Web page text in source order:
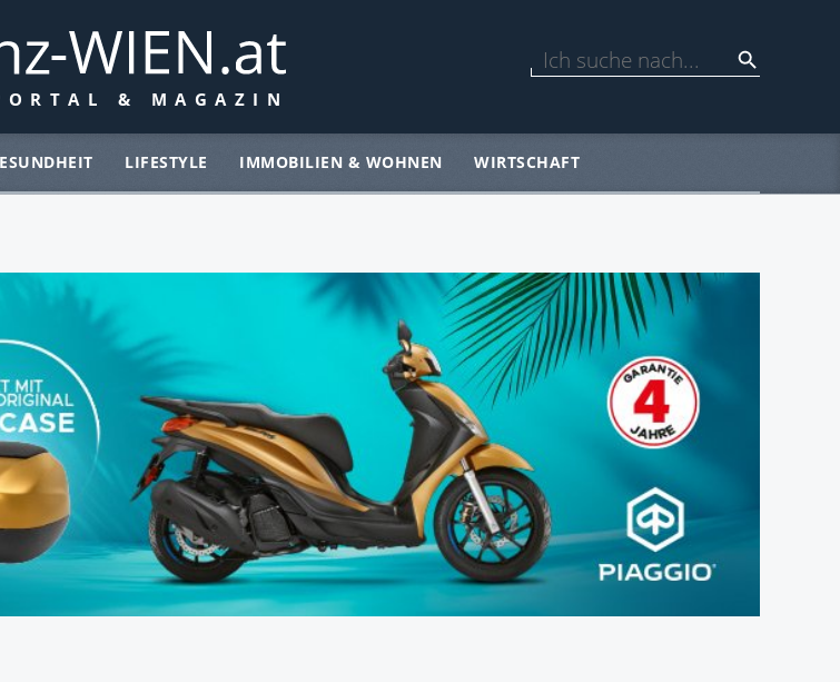
LIFESTYLE IMMOBILIEN & WOHNEN WIRTSCHAFT